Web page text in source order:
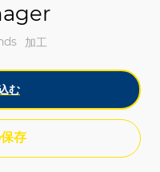
カテゴリ
加工
む
存